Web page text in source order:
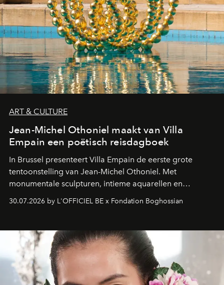
ART & CULTURE
Jean-Michel Othoniel maakt van Villa
Empain een poëtisch reisdagboek
In Brussel presenteert Villa Empain de eerste grote
tentoonstelling van Jean-Michel Othoniel. Met
monumentale sculpturen, intieme aquarellen en
fonkelend Murano-glas creëert de Franse kunstenaar
een emotionele reis waarin elk werk de herinnering
moment van verwondering.
30.07.2026 by L'OFFICIEL BE x Fondation Boghossian